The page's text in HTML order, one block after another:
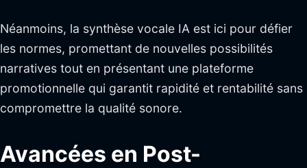
Néanmoins, la synthèse vocale IA est ici pour défier
les normes, promettant de nouvelles possibilités
narratives tout en présentant une plateforme
promotionnelle qui garantit rapidité et rentabilité sans
compromettre la qualité sonore.
Avancées en Post-